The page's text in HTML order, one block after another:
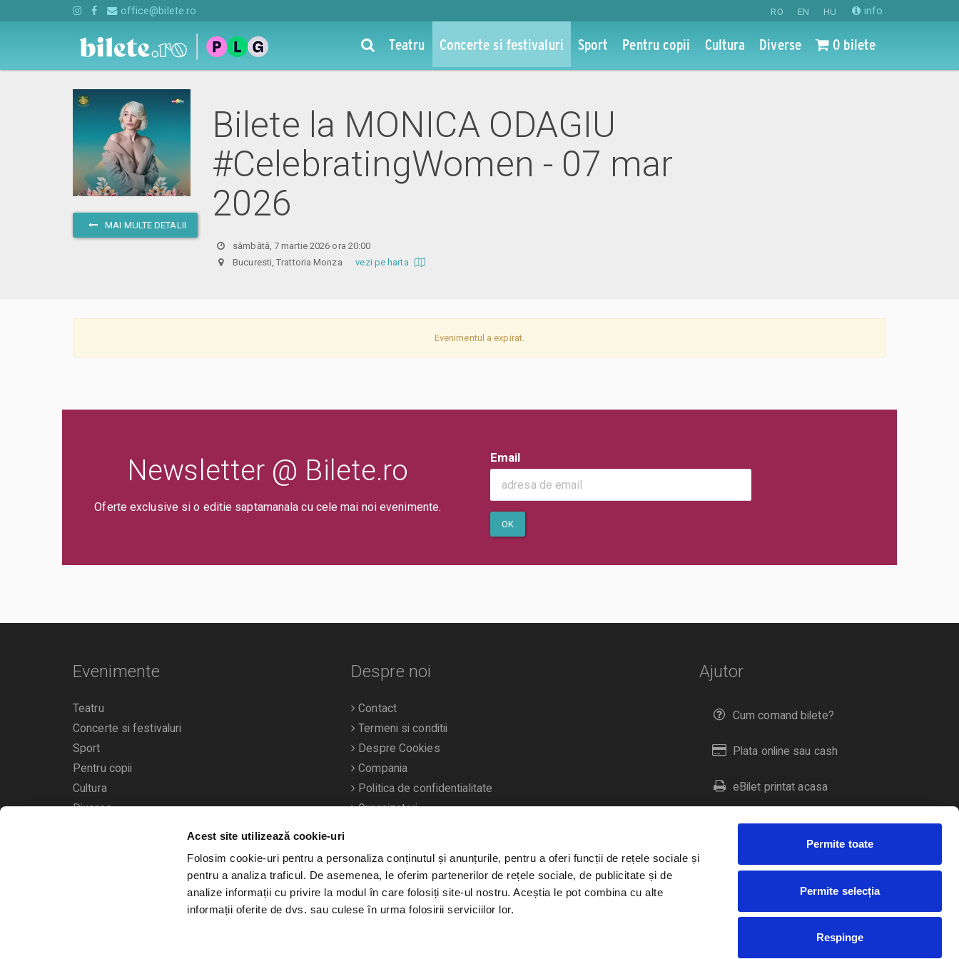
Acest site utilizează cookie-uri
Folosim cookie-uri pentru a personaliza conținutul și anunțurile, pentru a oferi funcții de rețele sociale și
pentru a analiza traficul. De asemenea, le oferim partenerilor de rețele sociale, de publicitate și de
analize informații cu privire la modul în care folosiți site-ul nostru. Aceștia le pot combina cu alte
informații oferite de dvs. sau culese în urma folosirii serviciilor lor.
Permite toate
Permite selecția
Respinge
RO EN HU info
office@bilete.ro
Teatru Concerte si festivaluri Sport Pentru copii Cultura Diverse 0 bilete
MAI MULTE DETALII
Bilete la MONICA ODAGIU
#CelebratingWomen - 07 mar
2026
sâmbătă, 7 martie 2026 ora 20:00
Bucuresti, Trattoria Monzavezi pe harta
Evenimentul a expirat.
Newsletter @ Bilete.ro
Oferte exclusive si o editie saptamanala cu cele mai noi evenimente.
Email
OK
Ajutor
Cum comand bilete?
Plata online sau cash
eBilet printat acasa
Livrare prin curier
Duplicare bilete
Evenimente
Teatru
Concerte si festivaluri
Sport
Pentru copii
Cultura
Diverse
Calendarul evenimentelor
Despre noi
Contact
Termeni si conditii
Despre Cookies
Compania
Politica de confidentialitate
Organizatori